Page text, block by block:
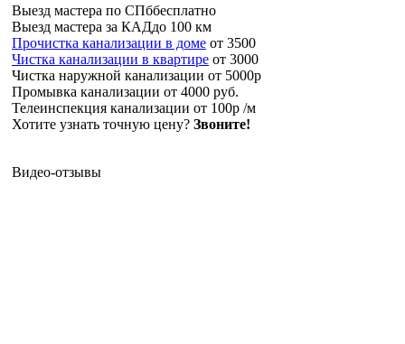
Выезд мастера по СПббесплатно
Выезд мастера за КАДдо 100 км
Прочистка канализации в доме от 3500
Чистка канализации в квартире от 3000
Чистка наружной канализации от 5000р
Промывка канализации от 4000 руб.
Телеинспекция канализации от 100р /м
Хотите узнать точную цену? Звоните!
Видео-отзывы